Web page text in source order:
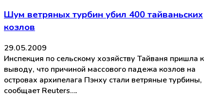
Шум ветряных турбин убил 400 тайваньских
козлов
29.05.2009
Инспекция по сельскому хозяйству Тайваня пришла к
выводу, что причиной массового падежа козлов на
островах архипелага Пэнху стали ветряные турбины,
сообщает Reuters….